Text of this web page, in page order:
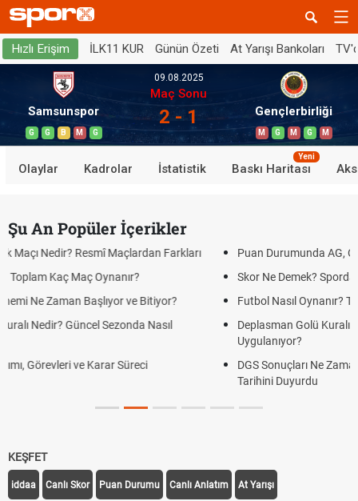
Hızlı Erişim İLK11 KUR Günün Özeti At Yarışı Bankoları
Samsunspor
G G B M G
09.08.2025
Maç Sonu
2 - 1 Gençlerbirliği
M G M G M
Olaylar Kadrolar İstatistik Baskı Haritası
Yeni
Şu An Popüler İçerikler
Farkları
Bitiyor?
Nasıl
Puan Durumunda AG, OM ve Diğer Kısaltmalar
Skor Ne Demek? Sporda Skor ve Sonuç
Futbol Nasıl Oynanır? Temel Futbol Kuralları
Deplasman Golü Kuralı Nedir? Hangi
DGS Sonuçları Ne Zaman Açıklanacak 2026?
KEŞFET
iddaa Canlı Skor Puan Durumu Canlı Anlatım At Yarışı